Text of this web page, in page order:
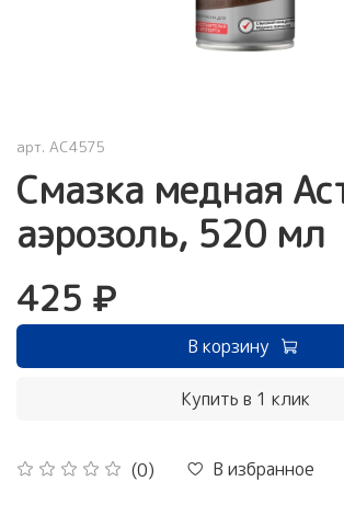
арт. AC4575
Смазка медная
аэрозоль, 520 мл
(0) В избранное
425 ₽
В корзину
Купить в 1 клик